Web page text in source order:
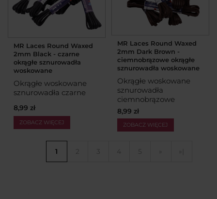
MR Laces Round Waxed
2mm Black - czarne
okrągłe sznurowadła
woskowane
Okrągłe woskowane
sznurowadła czarne
8,99 zł
ZOBACZ WIĘCEJ
MR Laces Round Waxed
2mm Dark Brown -
ciemnobrązowe okrągłe
sznurowadła woskowane
Okrągłe woskowane
sznurowadła
ciemnobrązowe
8,99 zł
ZOBACZ WIĘCEJ
1 2 3 4 5